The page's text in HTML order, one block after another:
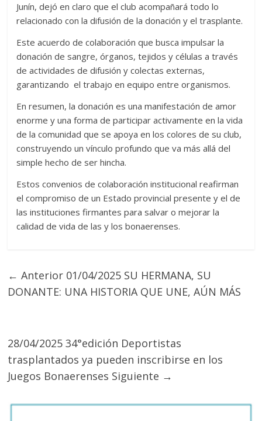
Junín, dejó en claro que el club acompañará todo lo
relacionado con la difusión de la donación y el trasplante.
Este acuerdo de colaboración que busca impulsar la
donación de sangre, órganos, tejidos y células a través
de actividades de difusión y colectas externas,
garantizando el trabajo en equipo entre organismos.
En resumen, la donación es una manifestación de amor
enorme y una forma de participar activamente en la vida
de la comunidad que se apoya en los colores de su club,
construyendo un vínculo profundo que va más allá del
simple hecho de ser hincha.
Estos convenios de colaboración institucional reafirman
el compromiso de un Estado provincial presente y el de
las instituciones firmantes para salvar o mejorar la
calidad de vida de las y los bonaerenses.
← Anterior 01/04/2025 SU HERMANA, SU
DONANTE: UNA HISTORIA QUE UNE, AÚN MÁS
28/04/2025 34°edición Deportistas
trasplantados ya pueden inscribirse en los
Juegos Bonaerenses Siguiente →